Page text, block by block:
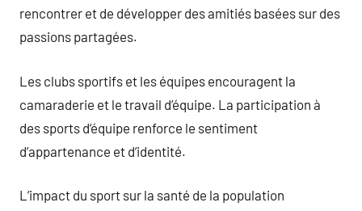
rencontrer et de développer des amitiés basées sur des
passions partagées.
Les clubs sportifs et les équipes encouragent la
camaraderie et le travail d’équipe. La participation à
des sports d’équipe renforce le sentiment
d’appartenance et d’identité.
L’impact du sport sur la santé de la population